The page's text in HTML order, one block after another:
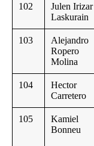
102
Julen Irizar
Laskurain
103
Alejandro
Ropero
Molina
104
Hector
Carretero
105
Kamiel
Bonneu